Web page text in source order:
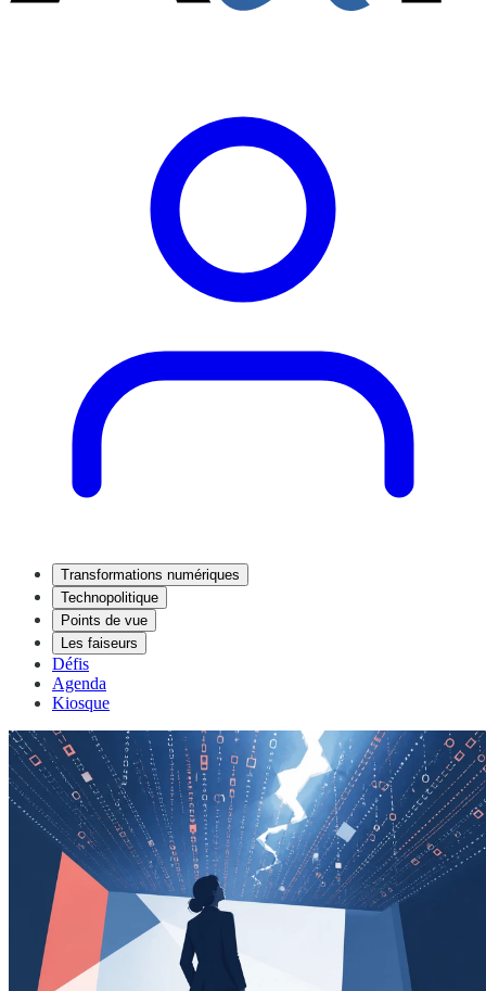
Transformations numériques
Technopolitique
Points de vue
Les faiseurs
Défis
Agenda
Kiosque